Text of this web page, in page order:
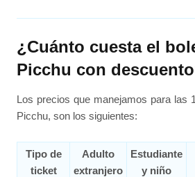
¿Cuánto cuesta el
Picchu con
Los precios que manejamos para las
Picchu, son los siguientes:
Tipo de
ticket
Adulto
extranjero
Estudiante
y niño